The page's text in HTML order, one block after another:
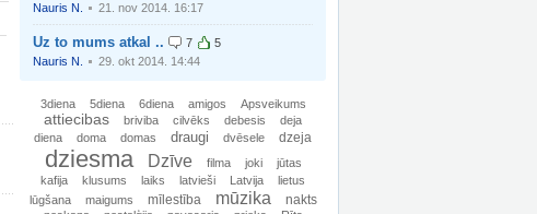
Nauris N.
21. nov 2014. 16:17
Uz to mums atkal .. 7
5
Nauris N.
29. okt 2014. 14:44
3diena 5diena 6diena amigos Apsveikums
attiecibas briviba cilvēks debesis
deja
diena
doma domas draugi dvēsele dzeja
dziesma Dzīve filma joki
jūtas
kafija
klusums laiks latvieši Latvija
lietus
lūgšana
maigums mīlestība mūzika nakts